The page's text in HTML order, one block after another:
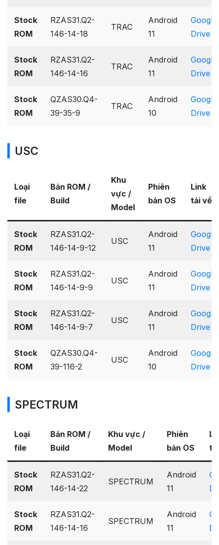
Stock
ROM
RZAS31.Q2-
146-14-18
TRAC
Android
11
Google
Drive
Stock
ROM
RZAS31.Q2-
146-14-16
TRAC
Android
11
Google
Drive
Stock
ROM
QZAS30.Q4-
39-35-9
TRAC
Android
10
Google
Drive
USC
Loại
file
Bản ROM /
Build
Khu
vực /
Model
Phiên
bản OS
Link
tải về
Stock
ROM
RZAS31.Q2-
146-14-9-12
USC
Android
11
Google
Drive
Stock
ROM
RZAS31.Q2-
146-14-9-9
USC
Android
11
Google
Drive
Stock
ROM
RZAS31.Q2-
146-14-9-7
USC
Android
11
Google
Drive
Stock
ROM
QZAS30.Q4-
39-116-2
USC
Android
10
Google
Drive
SPECTRUM
Loại
file
Bản ROM /
Build
Khu vực /
Model
Phiên
bản OS
Stock
ROM
RZAS31.Q2-
146-14-22
SPECTRUM
Android
11
Stock
ROM
RZAS31.Q2-
146-14-16
SPECTRUM
Android
11